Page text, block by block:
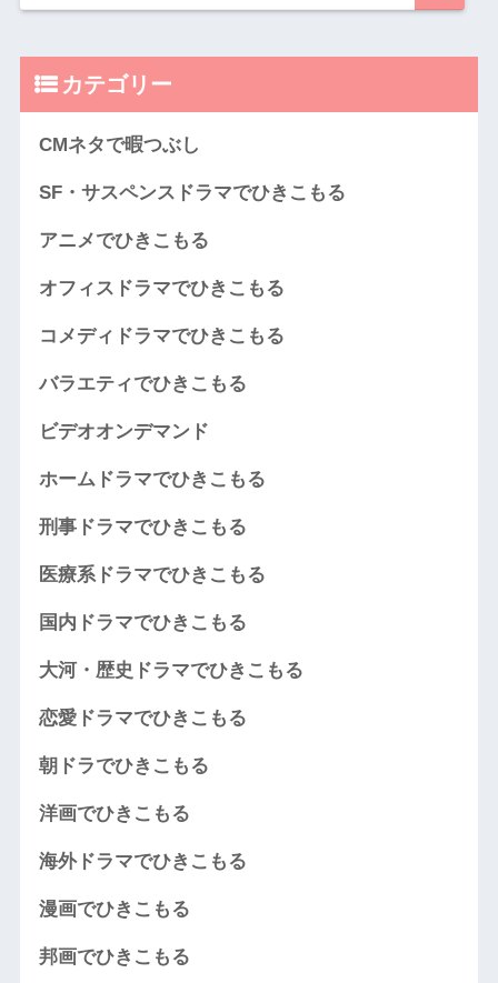
カテゴリー
CMネタで暇つぶし
SF・サスペンスドラマでひきこもる
アニメでひきこもる
オフィスドラマでひきこもる
コメディドラマでひきこもる
バラエティでひきこもる
ビデオオンデマンド
ホームドラマでひきこもる
刑事ドラマでひきこもる
医療系ドラマでひきこもる
国内ドラマでひきこもる
大河・歴史ドラマでひきこもる
恋愛ドラマでひきこもる
朝ドラでひきこもる
洋画でひきこもる
海外ドラマでひきこもる
漫画でひきこもる
邦画でひきこもる